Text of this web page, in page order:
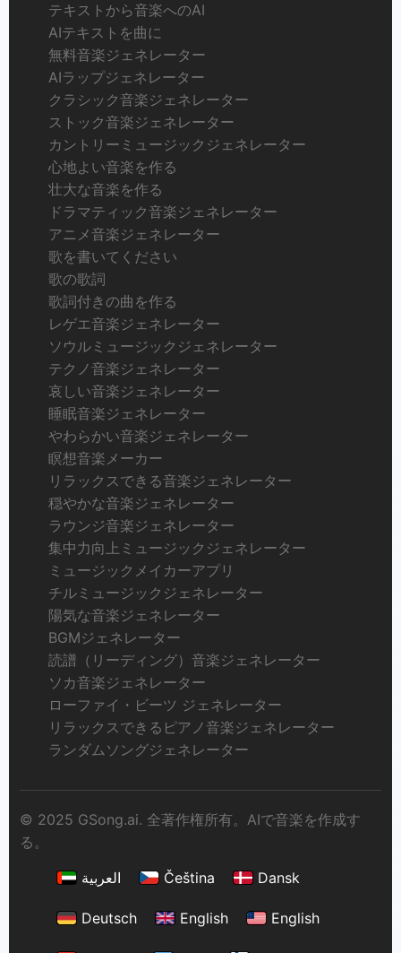
テキストから音楽へのAI
AIテキストを曲に
無料音楽ジェネレーター
AIラップジェネレーター
クラシック音楽ジェネレーター
ストック音楽ジェネレーター
カントリーミュージックジェネレーター
心地よい音楽を作る
壮大な音楽を作る
ドラマティック音楽ジェネレーター
アニメ音楽ジェネレーター
歌を書いてください
歌の歌詞
歌詞付きの曲を作る
レゲエ音楽ジェネレーター
ソウルミュージックジェネレーター
テクノ音楽ジェネレーター
哀しい音楽ジェネレーター
睡眠音楽ジェネレーター
やわらかい音楽ジェネレーター
瞑想音楽メーカー
リラックスできる音楽ジェネレーター
穏やかな音楽ジェネレーター
ラウンジ音楽ジェネレーター
集中力向上ミュージックジェネレーター
ミュージックメイカーアプリ
チルミュージックジェネレーター
陽気な音楽ジェネレーター
BGMジェネレーター
読譜（リーディング）音楽ジェネレーター
ソカ音楽ジェネレーター
ローファイ・ビーツ ジェネレーター
リラックスできるピアノ音楽ジェネレーター
ランダムソングジェネレーター
© 2025 GSong.ai. 全著作権所有。AIで音楽を作成す
る。
العربية
Čeština Dansk
Deutsch English English